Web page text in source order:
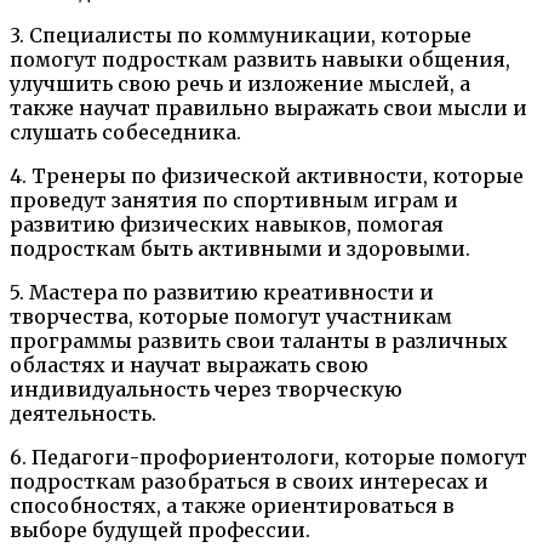
3. Специалисты по коммуникации, которые
помогут подросткам развить навыки общения,
улучшить свою речь и изложение мыслей, а
также научат правильно выражать свои мысли и
слушать собеседника.
4. Тренеры по физической активности, которые
проведут занятия по спортивным играм и
развитию физических навыков, помогая
подросткам быть активными и здоровыми.
5. Мастера по развитию креативности и
творчества, которые помогут участникам
программы развить свои таланты в различных
областях и научат выражать свою
индивидуальность через творческую
деятельность.
6. Педагоги-профориентологи, которые помогут
подросткам разобраться в своих интересах и
способностях, а также ориентироваться в
выборе будущей профессии.